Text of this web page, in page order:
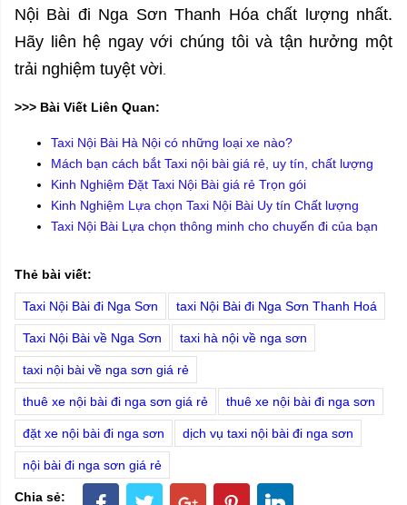
Nội Bài đi Nga Sơn Thanh Hóa chất lượng nhất.
Hãy liên hệ ngay với chúng tôi và tận hưởng một
trải nghiệm tuyệt vời
>>> Bài Viết Liên Quan:
Taxi Nội Bài Hà Nội có những loại xe nào?
Mách bạn cách bắt Taxi nội bài giá rẻ, uy tín, chất lượng
Kinh Nghiệm Đặt Taxi Nội Bài giá rẻ Trọn gói
Kinh Nghiệm Lựa chọn Taxi Nội Bài Uy tín Chất lượng
Taxi Nội Bài Lựa chọn thông minh cho chuyến đi của bạn
Thẻ bài viết:
Taxi Nội Bài đi Nga Sơn taxi Nội Bài đi Nga Sơn Thanh Hoá
Taxi Nội Bài về Nga Sơn taxi hà nội về nga sơn
taxi nội bài về nga sơn giá rẻ
thuê xe nội bài đi nga sơn giá rẻ thuê xe nội bài đi nga sơn
đặt xe nội bài đi nga sơn dịch vụ taxi nội bài đi nga sơn
nội bài đi nga sơn giá rẻ
Chia sẻ: